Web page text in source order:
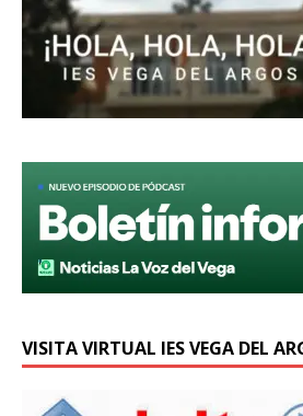
VISITA VIRTUAL IES VEGA DEL